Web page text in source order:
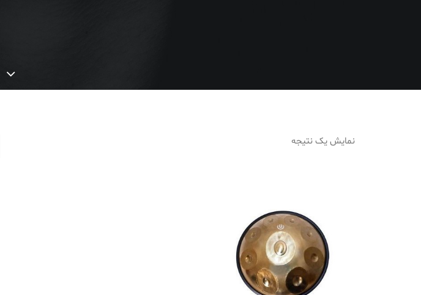
نمایش یک نتیجه